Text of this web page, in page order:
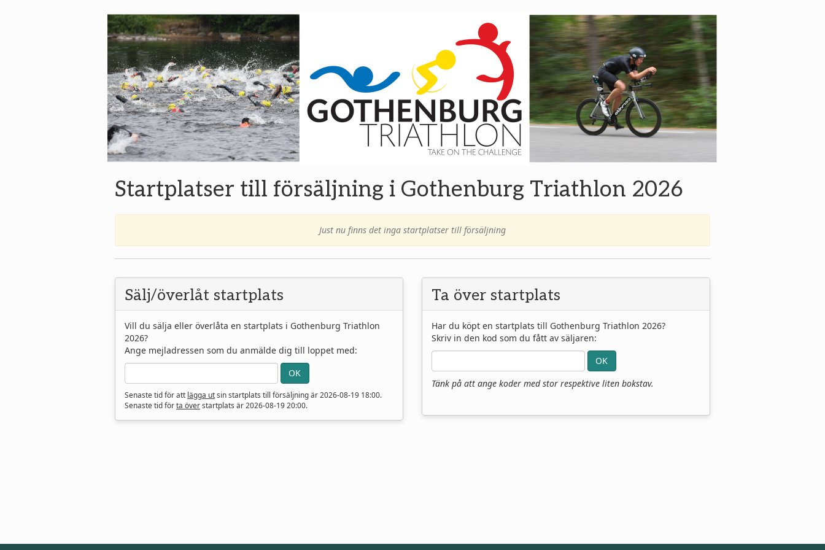
Startplatser till försäljning i Gothenburg Triathlon 2026
Just nu finns det inga startplatser till försäljning
Sälj/överlåt startplats
Vill du sälja eller överlåta en startplats i Gothenburg Triathlon
2026?
Ange mejladressen som du anmälde dig till loppet med:
Senaste tid för att lägga utsin startplats till försäljning är 2026-08-19 18:00.
Senaste tid förta överstartplats är 2026-08-19 20:00.
Ta över startplats
Har du köpt en startplats till Gothenburg Triathlon 2026?
Skriv in den kod som du fått av säljaren:
Tänk på att ange koder med stor respektive liten bokstav.